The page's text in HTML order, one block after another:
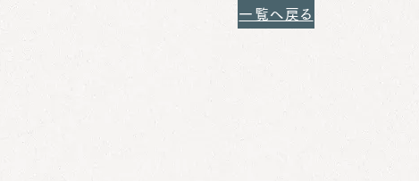
一覧へ戻る